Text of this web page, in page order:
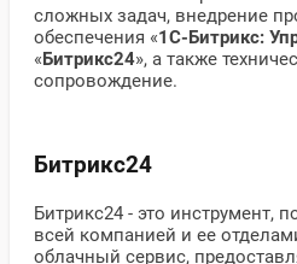
сложных задач, внедрение
обеспечения «1С-Битрикс:
«Битрикс24», а также
сопровождение.
Битрикс24
Битрикс24 - это инструмент,
всей компанией и ее
облачный сервис,